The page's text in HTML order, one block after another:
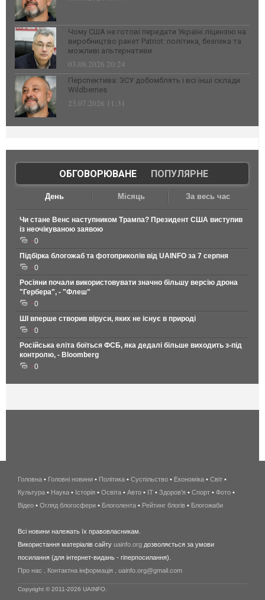
Чому США не готові передати Україні ліцензію на
виробництво ракет Patriot: політика, безпека та
можливі альтернативи
03.08.2026 20:24
Перспектива: ЗСУ добомблять і всі інші склади
Wildberries
23.07.2026 11:31
ОБГОВОРЮВАНЕ| ПОПУЛЯРНЕ
День Місяць За весь час
Чи стане Венс наступником Трампа? Президент США виступив
із неочікуваною заявою
0
Підбірка блогожаб та фотоприколів від UAINFO за 7 серпня
0
Росіяни почали використовувати значно більшу версію дрона
"Гербера", - "Флеш"
0
ШІ вперше створив віруси, яких не існує в природі
0
Російська еліта боїться ФСБ, яка дедалі більше виходить з-під
контролю, - Bloomberg
0
беспроводной
интернет
киев
wimax
в
Головна • Головні новини • Політика • Суспільство • Економіка • Світ •
Культура • Наука • Історія • Освіта • Авто • IT • Здоров'я • Спорт • Фото •
Відео • Огляд блогосфери • Блоголента • Рейтинг блогів • Блогожаби
Всі новини належать їх правовласникам.
Використання матеріалів сайту uainfo.org дозволяється за умови
посилання (для інтернет-видань - гіперпосилання).
Про нас
Контактна інформація uainfo.org@gmail.com
Copyright © 2011-2026 UAINFO.